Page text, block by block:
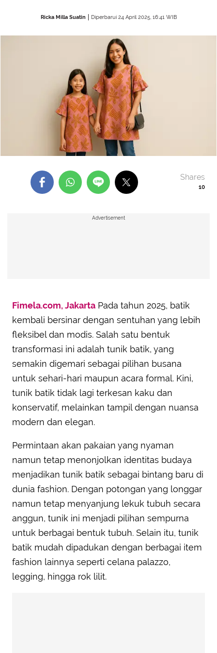
Ricka Milla Suatin Diperbarui 24 April 2025, 16:41 WIB
10
Shares
Advertisement
Fimela.com, Jakarta Pada tahun 2025, batik
kembali bersinar dengan sentuhan yang lebih
fleksibel dan modis. Salah satu bentuk
transformasi ini adalah tunik batik, yang
semakin digemari sebagai pilihan busana
untuk sehari-hari maupun acara formal. Kini,
tunik batik tidak lagi terkesan kaku dan
konservatif, melainkan tampil dengan nuansa
modern dan elegan.
Permintaan akan pakaian yang nyaman
namun tetap menonjolkan identitas budaya
menjadikan tunik batik sebagai bintang baru di
dunia fashion. Dengan potongan yang longgar
namun tetap menyanjung lekuk tubuh secara
anggun, tunik ini menjadi pilihan sempurna
untuk berbagai bentuk tubuh. Selain itu, tunik
batik mudah dipadukan dengan berbagai item
fashion lainnya seperti celana palazzo,
legging, hingga rok lilit.